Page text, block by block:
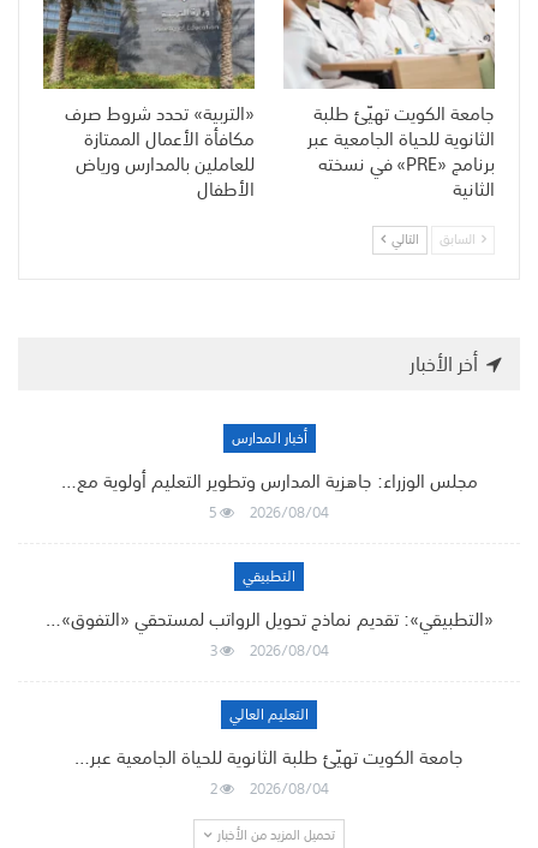
جامعة الكويت تهيّئ طلبة
الثانوية للحياة الجامعية عبر
برنامج «PRE» في نسخته
الثانية
«التربية» تحدد شروط صرف
مكافأة الأعمال الممتازة
للعاملين بالمدارس ورياض
الأطفال
السابق التالي
أخر الأخبار
أخبار المدارس
مجلس الوزراء: جاهزية المدارس وتطوير التعليم أولوية مع…
2026/08/04
5
التطبيقي
«التطبيقي»: تقديم نماذج تحويل الرواتب لمستحقي «التفوق»…
2026/08/04
3
التعليم العالي
جامعة الكويت تهيّئ طلبة الثانوية للحياة الجامعية عبر…
2026/08/04
2
تحميل المزيد من الأخبار